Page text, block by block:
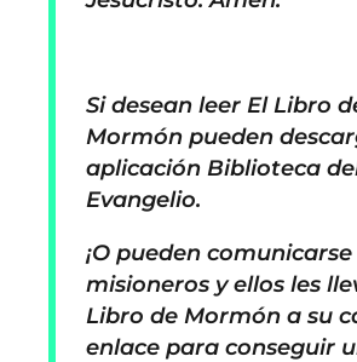
Si desean leer El Libro
Mormón pueden
aplicación Biblioteca
Evangelio.
¡O pueden
misioneros y ellos les
Libro de Mormón a su
enlace para conseguir